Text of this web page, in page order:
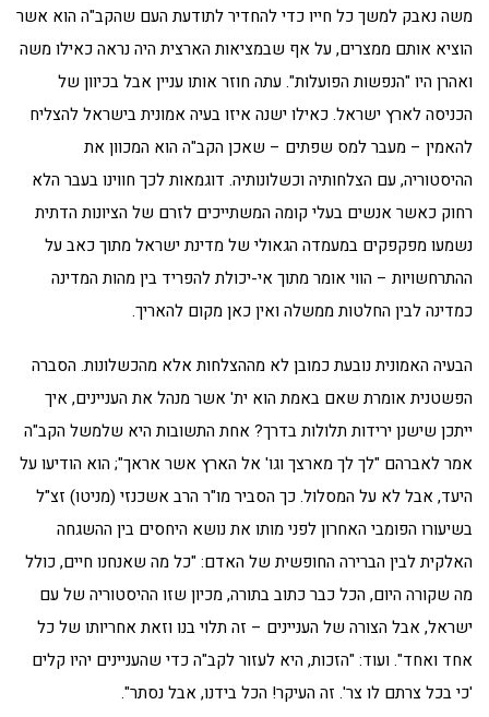
משה נאבק למשך כל חייו כדי להחדיר לתודעת העם שהקב"ה הוא אשר
הוציא אותם ממצרים, על אף שבמציאות הארצית היה נראה כאילו משה
ואהרן היו "הנפשות הפועלות". עתה חוזר אותו עניין אבל בכיוון של
הכניסה לארץ ישראל. כאילו ישנה איזו בעיה אמונית בישראל להצליח
להאמין – מעבר למס שפתים – שאכן הקב"ה הוא המכוון את
ההיסטוריה, עם הצלחותיה וכשלונותיה. דוגמאות לכך חווינו בעבר הלא
רחוק כאשר אנשים בעלי קומה המשתייכים לזרם של הציונות הדתית
נשמעו מפקפקים במעמדה הגאולי של מדינת ישראל מתוך כאב על
ההתרחשויות – הווי אומר מתוך אי-יכולת להפריד בין מהות המדינה
כמדינה לבין החלטות ממשלה ואין כאן מקום להאריך.
הבעיה האמונית נובעת כמובן לא מההצלחות אלא מהכשלונות. הסברה
הפשטנית אומרת שאם באמת הוא ית' אשר מנהל את העניינים, איך
ייתכן שישנן ירידות תלולות בדרך? אחת התשובות היא שלמשל הקב"ה
אמר לאברהם "לך לך מארצך וגו' אל הארץ אשר אראך"; הוא הודיעו על
היעד, אבל לא על המסלול. כך הסביר מו"ר הרב אשכנזי (מניטו) זצ"ל
בשיעורו הפומבי האחרון לפני מותו את נושא היחסים בין ההשגחה
האלקית לבין הברירה החופשית של האדם: "כל מה שאנחנו חיים, כולל
מה שקורה היום, הכל כבר כתוב בתורה, מכיון שזו ההיסטוריה של עם
ישראל, אבל הצורה של העניינים – זה תלוי בנו וזאת אחריותו של כל
אחד ואחד". ועוד: "הזכות, היא לעזור לקב"ה כדי שהעניינים יהיו קלים
'כי בכל צרתם לו צר'. זה העיקר! הכל בידנו, אבל נסתר".